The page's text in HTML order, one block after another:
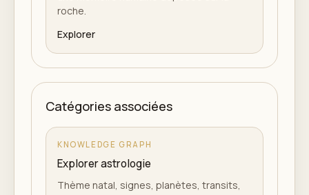
roche.
Explorer
Catégories associées
KNOWLEDGE GRAPH
Explorer astrologie
Thème natal, signes, planètes, transits,